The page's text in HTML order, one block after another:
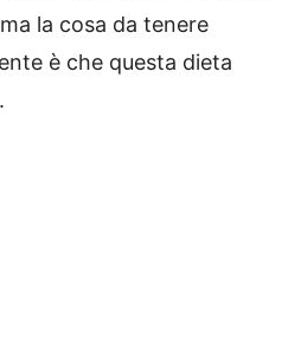
la cosa da tenere
è che questa dieta